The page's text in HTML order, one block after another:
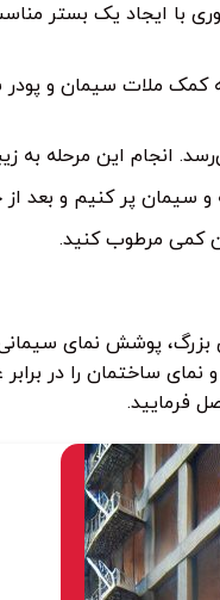
با ایجاد یک بستر
ملات سیمان و پودر
انجام این مرحله به
و سیمان پر کنیم
کمی مرطوب کنید.
بزرگ، پوشش نمای
ساختمان را در
فرمایید.